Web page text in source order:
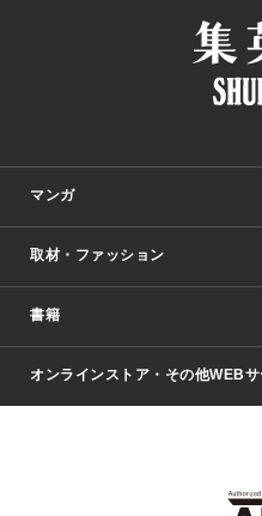
マンガ
少年マンガ
Vジャンプ
週刊ヤングジャンプ
取材・ファッション
Seventeen
芸能・情報・スポーツ
書籍
文芸・文庫・総合
ライトノベル・ノベライズ
オンラインストア・その他WEBサ